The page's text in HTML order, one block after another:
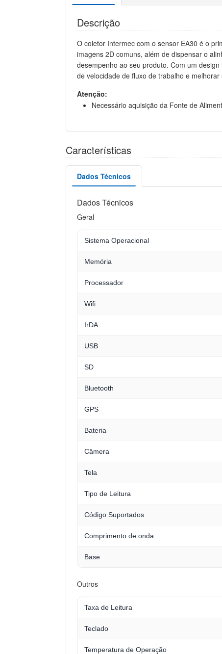
Descrição
O coletor Intermec com o sensor EA30 é o
imagens 2D comuns, além de dispensar o
desempenho ao seu produto. Com um
de velocidade de fluxo de trabalho e
Atenção:
Necessário aquisição da Fonte de
Características
Dados Técnicos
Dados Técnicos
Geral
Sistema Operacional
Memória
Processador
Wifi
IrDA
USB
SD
Bluetooth
GPS
Bateria
Câmera
Tela
Tipo de Leitura
Código Suportados
Comprimento de onda
Base
Outros
Taxa de Leitura
Teclado
Temperatura de Operação